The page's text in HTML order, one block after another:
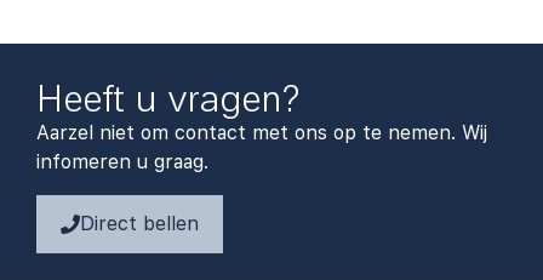
Heeft u vragen?
Aarzel niet om contact met ons op te nemen. Wij
infomeren u graag.
Direct bellen